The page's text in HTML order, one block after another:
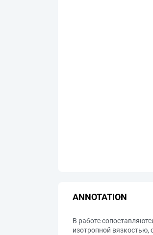
ANNOTATION
В работе
изотропной